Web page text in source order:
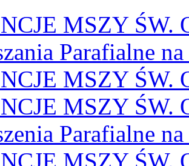
MSZY ŚW.
Parafialne
MSZY ŚW.
MSZY ŚW.
Parafialne
MSZY ŚW.